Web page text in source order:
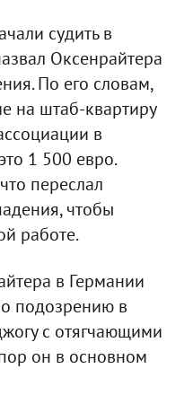
судить в
Оксенрайтера
По его словам,
на штаб-квартиру
в
1 500 евро.
переслал
чтобы
работе.
в Германии
подозрению в
с отягчающими
он в основном